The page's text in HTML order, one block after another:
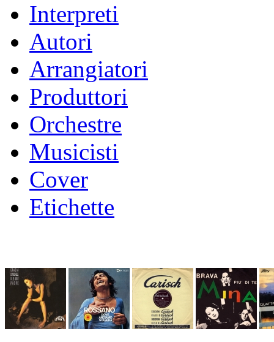
Interpreti
Autori
Arrangiatori
Produttori
Orchestre
Musicisti
Cover
Etichette